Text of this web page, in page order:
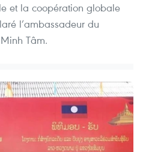
et la coopération globale
l’ambassadeur du
Tâm.